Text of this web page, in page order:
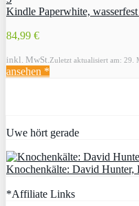
Kindle Paperwhite,
84,99 €
inkl. MwSt. Zuletzt aktualisiert am: 29.
ansehen *
Uwe hört gerade
Knochenkälte: David Hunter,
*Affiliate Links